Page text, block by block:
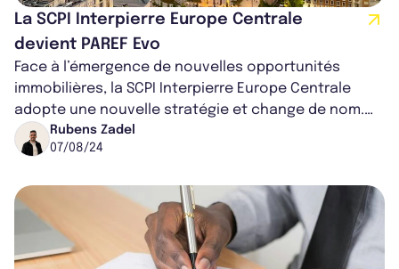
La SCPI Interpierre Europe Centrale
devient PAREF Evo
Face à l’émergence de nouvelles opportunités
immobilières, la SCPI Interpierre Europe Centrale
adopte une nouvelle stratégie et change de nom.
Désormais, elle se nomme PAREF Evo.
Rubens Zadel
07/08/24